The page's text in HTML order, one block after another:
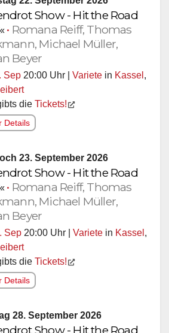
Show - Hit the Road
• Romana Reiff, Thomas
Michael Müller,
Beyer
Sep 20:00 Uhr | Variete in Kassel ,
die Tickets!
Details
23. September 2026
Show - Hit the Road
• Romana Reiff, Thomas
Michael Müller,
Beyer
Sep 20:00 Uhr | Variete in Kassel ,
die Tickets!
Details
28. September 2026
Show - Hit the Road